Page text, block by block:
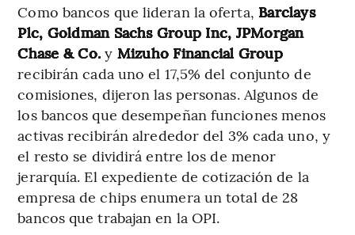
Como bancos que lideran la oferta, Barclays
Plc, Goldman Sachs Group Inc, JPMorgan
Chase & Co.y Mizuho Financial Group
recibirán cada uno el 17,5% del conjunto de
comisiones, dijeron las personas. Algunos de
los bancos que desempeñan funciones menos
activas recibirán alrededor del 3% cada uno, y
el resto se dividirá entre los de menor
jerarquía. El expediente de cotización de la
empresa de chips enumera un total de 28
bancos que trabajan en la OPI.